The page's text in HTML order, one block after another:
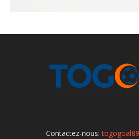
Contactez-nous: